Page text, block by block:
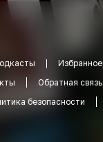
Избранное
Обратная связь
безопасности